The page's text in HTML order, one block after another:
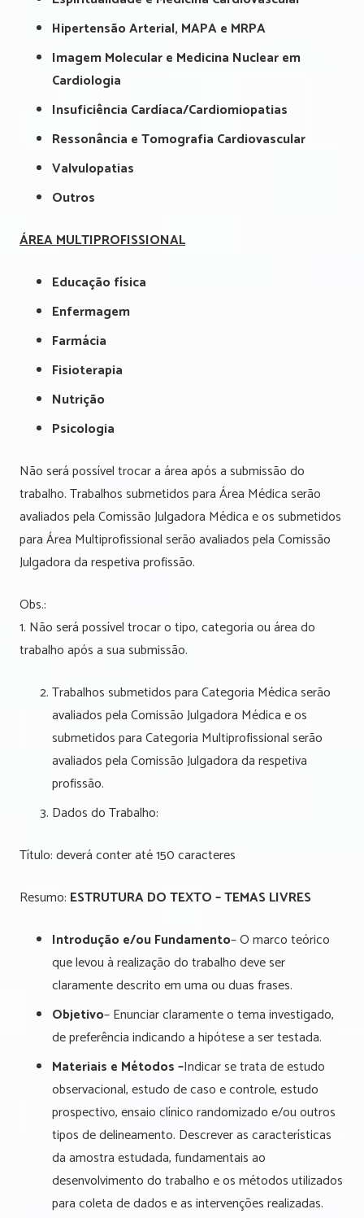
Hipertensão Arterial, MAPA e MRPA
Imagem Molecular e Medicina Nuclear em
Cardiologia
Insuficiência Cardíaca/Cardiomiopatias
Ressonância e Tomografia Cardiovascular
Valvulopatias
Outros
ÁREA MULTIPROFISSIONAL
Educação física
Enfermagem
Farmácia
Fisioterapia
Nutrição
Psicologia
Não será possível trocar a área após a submissão do
trabalho. Trabalhos submetidos para Área Médica serão
avaliados pela Comissão Julgadora Médica e os submetidos
para Área Multiprofissional serão avaliados pela Comissão
Julgadora da respetiva profissão.
Obs.:
1. Não será possível trocar o tipo, categoria ou área do
trabalho após a sua submissão.
Trabalhos submetidos para Categoria Médica serão
avaliados pela Comissão Julgadora Médica e os
submetidos para Categoria Multiprofissional serão
avaliados pela Comissão Julgadora da respetiva
profissão.
Dados do Trabalho:
Título: deverá conter até 150 caracteres
Resumo: ESTRUTURA DO TEXTO – TEMAS LIVRES
Introdução e/ou Fundamento– O marco teórico
que levou à realização do trabalho deve ser
claramente descrito em uma ou duas frases.
Objetivo– Enunciar claramente o tema investigado,
de preferência indicando a hipótese a ser testada.
Materiais e Métodos –Indicar se trata de estudo
observacional, estudo de caso e controle, estudo
prospectivo, ensaio clínico randomizado e/ou outros
tipos de delineamento. Descrever as características
da amostra estudada, fundamentais ao
desenvolvimento do trabalho e os métodos utilizados
para coleta de dados e as intervenções realizadas.